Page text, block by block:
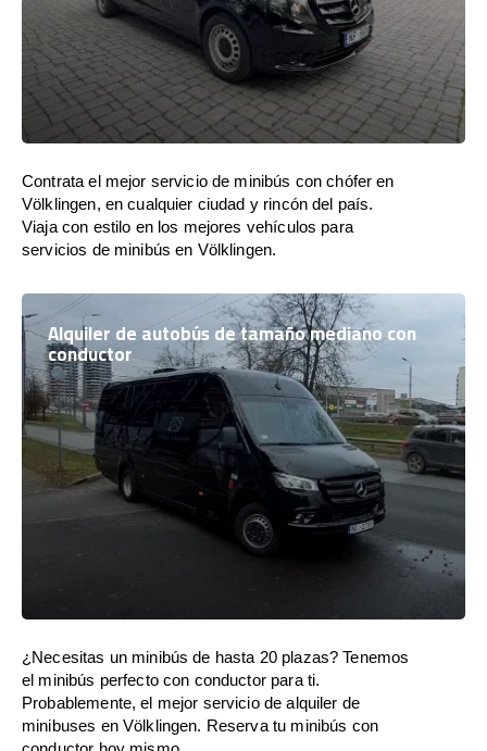
Contrata el mejor servicio de minibús con chófer en
Völklingen, en cualquier ciudad y rincón del país.
Viaja con estilo en los mejores vehículos para
servicios de minibús en Völklingen.
Alquiler de autobús de tamaño mediano con
conductor
¿Necesitas un minibús de hasta 20 plazas? Tenemos
el minibús perfecto con conductor para ti.
Probablemente, el mejor servicio de alquiler de
minibuses en Völklingen. Reserva tu minibús con